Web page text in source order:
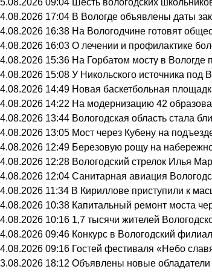
5.08.2026 09:04 Шесть вологодских
4.08.2026 17:04 В Вологде объявлены даты
4.08.2026 16:38 На Вологодчине готовят
4.08.2026 16:03 О лечении и профилактике
4.08.2026 15:36 На Горбатом мосту в Вологде
4.08.2026 15:08 У Никольского источника под
4.08.2026 14:49 Новая баскетбольная
4.08.2026 14:22 На модернизацию 42
4.08.2026 13:44 Вологодская область стала
4.08.2026 13:05 Мост через Кубену на
4.08.2026 12:49 Березовую рощу на
4.08.2026 12:28 Вологодский стрелок Илья
4.08.2026 12:04 Санитарная авиация
4.08.2026 11:34 В Кириллове приступили к
4.08.2026 10:38 Капитальный ремонт моста
4.08.2026 10:16 1,7 тысячи жителей
4.08.2026 09:46 Конкурс в Вологодский
4.08.2026 09:16 Гостей фестиваля «Небо
3.08.2026 18:12 Объявлены новые обладатели